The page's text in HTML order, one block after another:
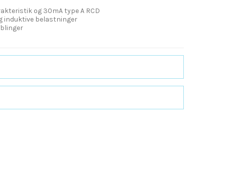
og 30mA type A RCD
induktive belastninger